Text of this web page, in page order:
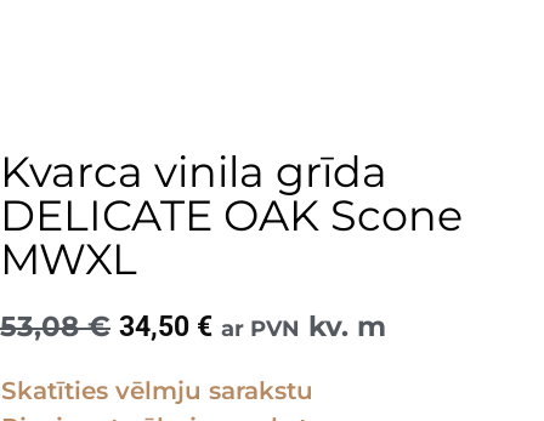
Kvarca vinila grīda
DELICATE OAK Scone
MWXL
53,08€ Original
was:
34,50 € Current
is:
ar PVN kv. m
Skatīties vēlmju sarakstu